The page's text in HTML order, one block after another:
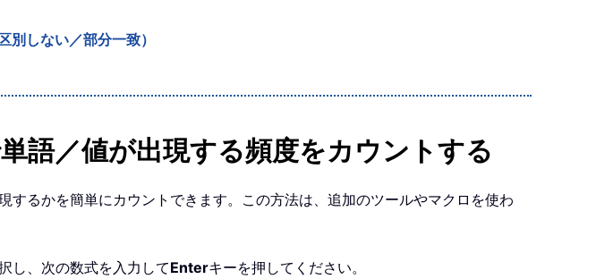
しない／部分一致）
語／値が出現する頻度をカウントする
るかを簡単にカウントできます。この方法は、追加のツールやマクロを使わ
し、次の数式を入力してEnterキーを押してください。